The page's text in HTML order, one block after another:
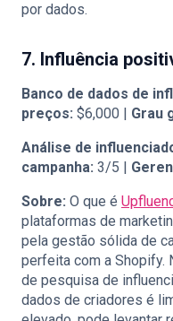
por dados.
7. Influência
Banco de dados de
preços: $6,000 | Grau
Análise de
campanha: 3/5 |
Sobre: O que é
plataformas de
pela gestão sólida de
perfeita com a Shopify.
de pesquisa de
dados de criadores é